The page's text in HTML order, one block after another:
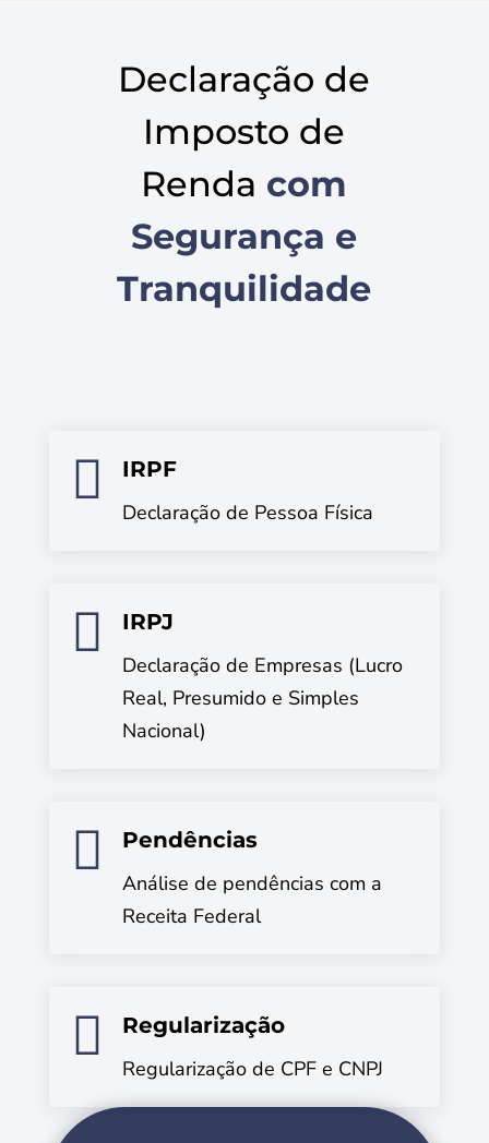
Declaração de
Imposto de
Renda com
Segurança e
Tranquilidade

IRPF
Declaração de Pessoa Física

IRPJ
Declaração de Empresas (Lucro
Real, Presumido e Simples
Nacional)

Pendências
Análise de pendências com a
Receita Federal

Regularização
Regularização de CPF e CNPJ